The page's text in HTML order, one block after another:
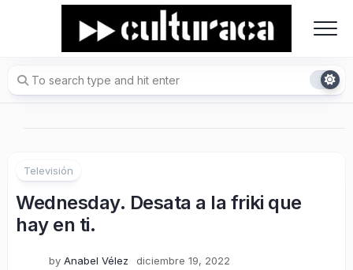
Televisión
Wednesday. Desata a la friki que
hay en ti.
by Anabel Vélez diciembre 19, 2022